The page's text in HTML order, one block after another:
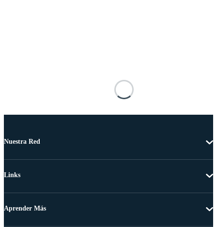
Nuestra Red
Links
Aprender Más